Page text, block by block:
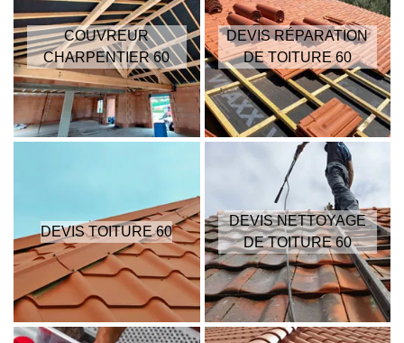
COUVREUR
CHARPENTIER 60
DEVIS RÉPARATION
DE TOITURE 60
DEVIS TOITURE 60
DEVIS NETTOYAGE
DE TOITURE 60